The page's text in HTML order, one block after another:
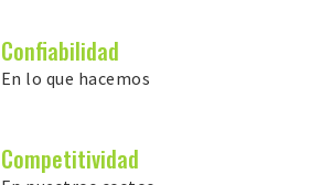
Confiabilidad
En lo que hacemos
Competitividad